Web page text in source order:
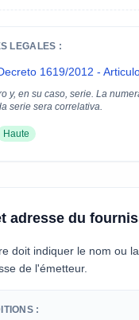
LEGALES :
1619/2012 -
y, en su caso, serie. La
serie sera correlativa.
Haute
adresse du
doit indiquer le nom ou
de l'émetteur.
: